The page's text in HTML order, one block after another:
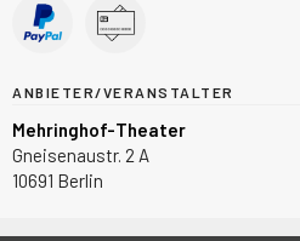
ANBIETER/VERANSTALTER
Mehringhof-Theater
Gneisenaustr. 2 A
10691 Berlin